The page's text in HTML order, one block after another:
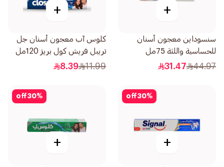
+
سنسوداين معجون أسنان
للحساسية واللثة 75مل
44.97
31.47
+
كلوس آب معجون أسنان جل
تريبل فريش كول بريز 120مل
11.99
8.39
30%
off
+
30%
off
+